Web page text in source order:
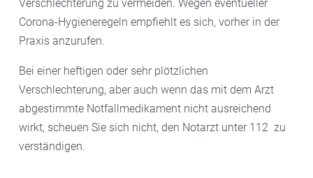
Verschlechterung zu vermeiden. Wegen eventueller
Corona-Hygieneregeln empfiehlt es sich, vorher in der
Praxis anzurufen.
Bei einer heftigen oder sehr plötzlichen
Verschlechterung, aber auch wenn das mit dem Arzt
abgestimmte Notfallmedikament nicht ausreichend
wirkt, scheuen Sie sich nicht, den Notarzt unter 112 zu
verständigen.